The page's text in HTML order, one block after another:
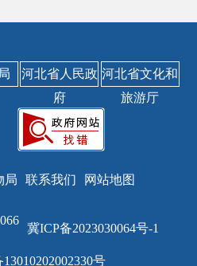
河北省人民政
府
河北省文化和
旅游厅
局 联系我们 网站地图
冀ICP备2023030064号-1
号